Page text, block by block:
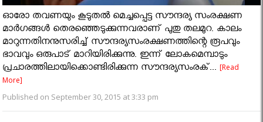
ഓരോ തവണയും കൂടുതല്‍ മെച്ചപ്പെട്ട സൗന്ദര്യ സംരക്ഷണ
മാര്‍ഗങ്ങള്‍ തെരഞ്ഞെടുക്കുന്നവരാണ് പുതു തലമുറ. കാലം
മാറുന്നതിനനുസരിച്ച് സൗന്ദര്യസംരക്ഷണത്തിന്റെ രൂപവും
ഭാവവും ഒരുപാട് മാറിയിരിക്കുന്നു. ഇന്ന് ലോകമെമ്പാടും
പ്രചാരത്തിലായിക്കൊണ്ടിരിക്കുന്ന സൗന്ദര്യസംരക്...[Read
More]
Published on September 30, 2015 at 3:33 pm